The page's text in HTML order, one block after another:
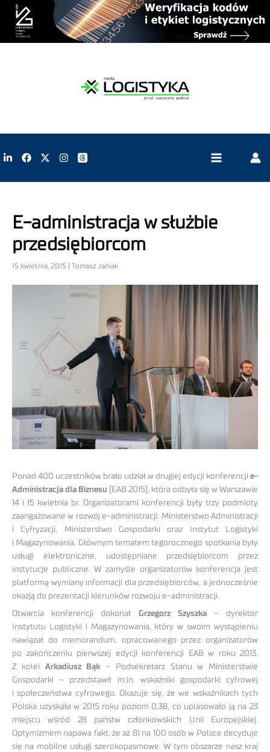
E-administracja w służbie
przedsiębiorcom
15 kwietnia, 2015 | Tomasz Janiak
Ponad 400 uczestników brało udział w drugiej edycji konferencji e-
Administracja dla Biznesu (EAB 2015), która odbyła się w Warszawie
14 i 15 kwietnia br. Organizatorami konferencji były trzy podmioty
zaangażowane w rozwój e-administracji: Ministerstwo Administracji
i Cyfryzacji, Ministerstwo Gospodarki oraz Instytut Logistyki
i Magazynowania. Głównym tematem tegorocznego spotkania były
usługi elektroniczne, udostępniane przedsiębiorcom przez
instytucje publiczne. W zamyśle organizatorów konferencja jest
platformą wymiany informacji dla przedsiębiorców, a jednocześnie
okazją do prezentacji kierunków rozwoju e-administracji.
Otwarcia konferencji dokonał Grzegorz Szyszka– dyrektor
Instytutu Logistyki i Magazynowania, który w swoim wystąpieniu
nawiązał do memorandum, opracowanego przez organizatorów
po zakończeniu pierwszej edycji konferencji EAB w roku 2013.
Z kolei Arkadiusz Bąk – Podsekretarz Stanu w Ministerstwie
Gospodarki – przedstawił m.in. wskaźniki gospodarki cyfrowej
i społeczeństwa cyfrowego. Okazuje się, że we wskaźnikach tych
Polska uzyskała w 2015 roku poziom 0,38, co uplasowało ją na 23
miejscu wśród 28 państw członkowskich Unii Europejskiej.
Optymizmem napawa fakt, że aż 81 na 100 osób w Polsce decyduje
się na mobilne usługi szerokopasmowe. W tym obszarze nasz kraj